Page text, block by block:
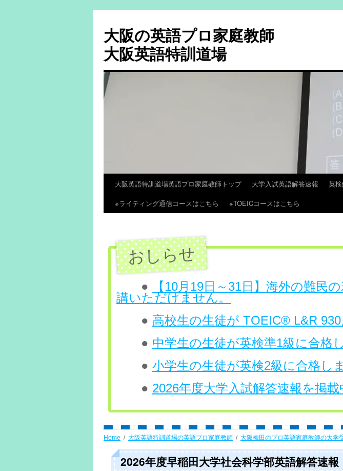
大阪の英語プロ家庭教師
大阪英語特訓道場
大阪英語特訓道場英語プロ家庭教師トップ 大学入試英語解答速報 英
※ライティング通信コースはこちら
※TOEICコースはこちら
●
【10月19日～31日】海外の難民
講いただけません。
● 高校生の生徒が TOEIC® L&R
● 中学生の生徒が英検準1級に合格
● 小学生の生徒が英検2級に合格し
● 2026年度大学入試解答速報を掲載
Home 大阪英語特訓道場の英語プロ家庭教師 大阪梅田のプロ英語家庭教師の大学
2026年度早稲田大学社会科学部英語解答速報